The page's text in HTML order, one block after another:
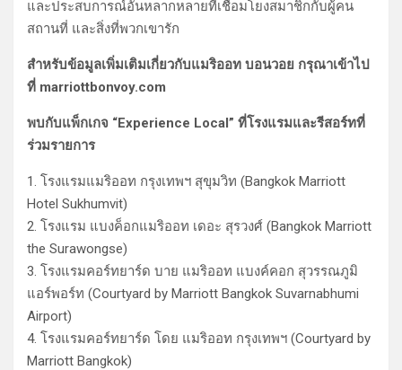
และประสบการณ์อันหลากหลายที่เชื่อมโยงสมาชิกกับผู้คน
สถานที่ และสิ่งที่พวกเขารัก
สำหรับข้อมูลเพิ่มเติมเกี่ยวกับแมริออท บอนวอย กรุณาเข้าไป
ที่ marriottbonvoy.com
พบกับแพ็กเกจ “Experience Local” ที่โรงแรมและรีสอร์ทที่
ร่วมรายการ
1. โรงแรมแมริออท กรุงเทพฯ สุขุมวิท (Bangkok Marriott
Hotel Sukhumvit)
2. โรงแรม แบงค็อกแมริออท เดอะ สุรวงศ์ (Bangkok Marriott
the Surawongse)
3. โรงแรมคอร์ทยาร์ด บาย แมริออท แบงค์คอก สุวรรณภูมิ
แอร์พอร์ท (Courtyard by Marriott Bangkok Suvarnabhumi
Airport)
4. โรงแรมคอร์ทยาร์ด โดย แมริออท กรุงเทพฯ (Courtyard by
Marriott Bangkok)